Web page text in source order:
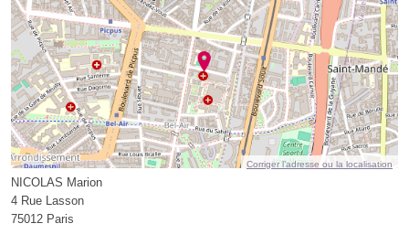
Corriger l’adresse ou la localisation
NICOLAS Marion
4 Rue Lasson
75012 Paris